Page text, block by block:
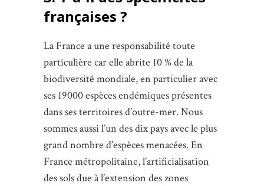
françaises ?
La France a une responsabilité toute
particulière car elle abrite 10 % de la
biodiversité mondiale, en particulier avec
ses 19000 espèces endémiques présentes
dans ses territoires d’outre-mer. Nous
sommes aussi l’un des dix pays avec le plus
grand nombre d’espèces menacées. En
France métropolitaine, l’artificialisation
des sols due à l’extension des zones